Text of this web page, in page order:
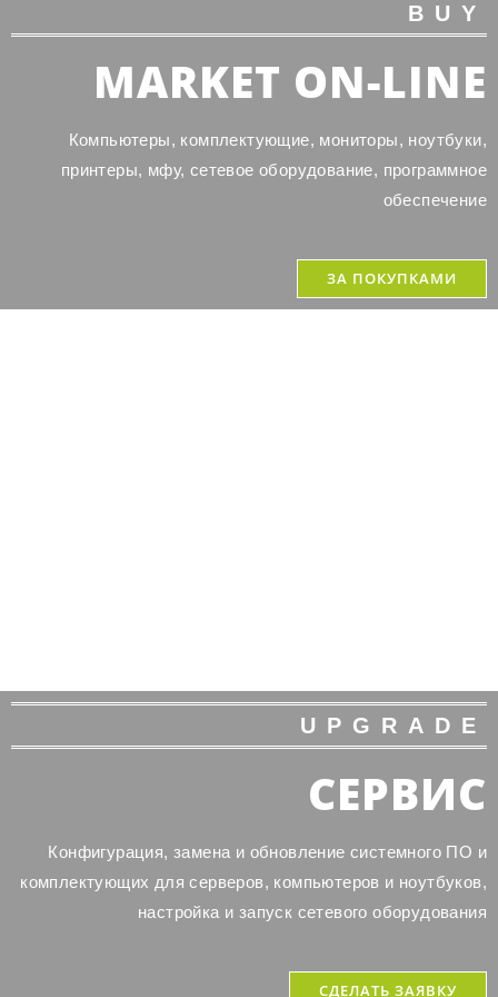
BUY
MARKET ON-LINE
Компьютеры, комплектующие, мониторы, ноутбуки,
принтеры, мфу, сетевое оборудование, программное
обеспечение
ЗА ПОКУПКАМИ
UPGRADE
СЕРВИС
Конфигурация, замена и обновление системного ПО и
комплектующих для серверов, компьютеров и ноутбуков,
настройка и запуск сетевого оборудования
СДЕЛАТЬ ЗАЯВКУ